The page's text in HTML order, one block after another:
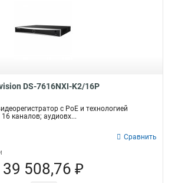
DS-7616NXI-K2/16P
с PoE и технологией
каналов; аудиовх...
Сравнить
39 508,76 ₽